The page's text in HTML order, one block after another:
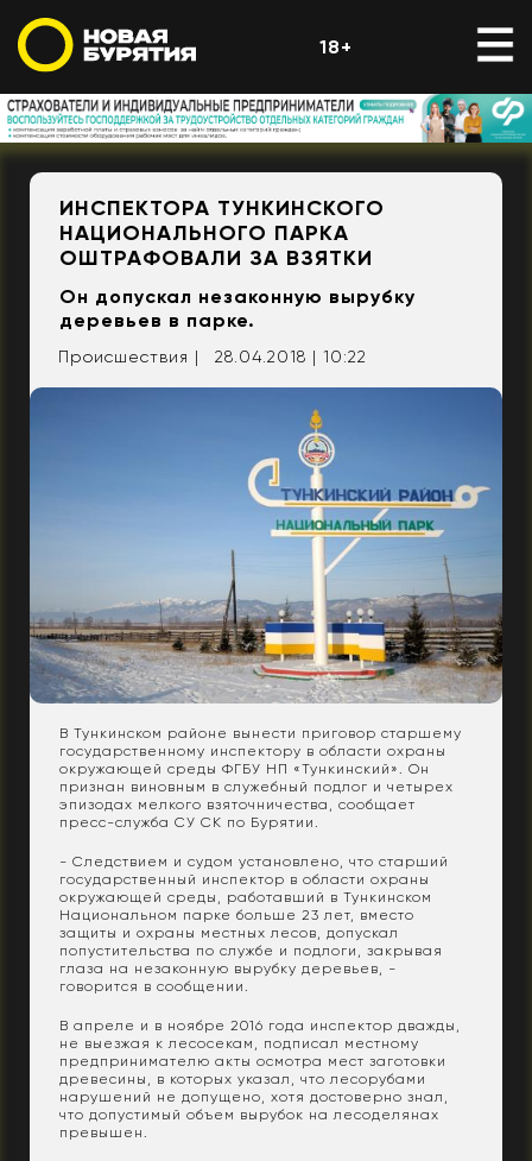
18+
ИНСПЕКТОРА ТУНКИНСКОГО
НАЦИОНАЛЬНОГО ПАРКА
ОШТРАФОВАЛИ ЗА ВЗЯТКИ
Он допускал незаконную вырубку
деревьев в парке.
Происшествия | 28.04.2018 | 10:22
В Тункинском районе вынести приговор старшему
государственному инспектору в области охраны
окружающей среды ФГБУ НП «Тункинский». Он
признан виновным в служебный подлог и четырех
эпизодах мелкого взяточничества, сообщает
пресс-служба СУ СК по Бурятии.
- Следствием и судом установлено, что старший
государственный инспектор в области охраны
окружающей среды, работавший в Тункинском
Национальном парке больше 23 лет, вместо
защиты и охраны местных лесов, допускал
попустительства по службе и подлоги, закрывая
глаза на незаконную вырубку деревьев, -
говорится в сообщении.
В апреле и в ноябре 2016 года инспектор дважды,
не выезжая к лесосекам, подписал местному
предпринимателю акты осмотра мест заготовки
древесины, в которых указал, что лесорубами
нарушений не допущено, хотя достоверно знал,
что допустимый объем вырубок на лесоделянах
превышен.